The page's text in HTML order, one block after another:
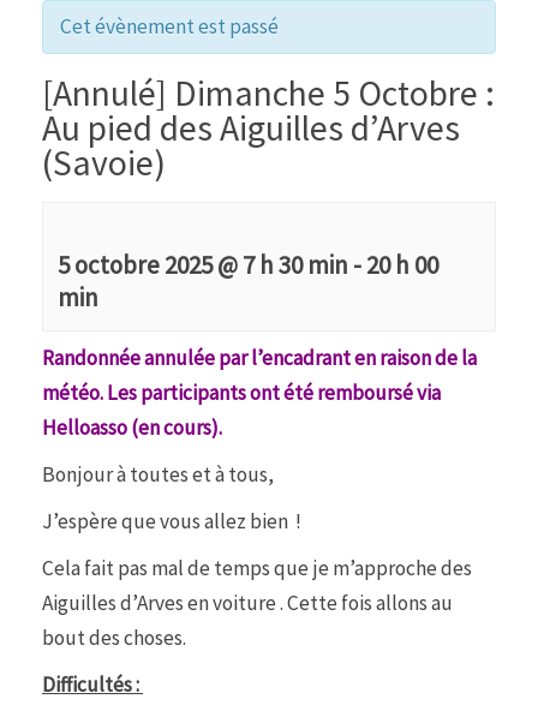
Cet évènement est passé
[Annulé] Dimanche 5 Octobre :
Au pied des Aiguilles d’Arves
(Savoie)
5 octobre 2025 @ 7 h 30 min -20 h 00
min
Randonnée annulée par l’encadrant en raison de la
météo. Les participants ont été remboursé via
Helloasso (en cours).
Bonjour à toutes et à tous,
J’espère que vous allez bien !
Cela fait pas mal de temps que je m’approche des
Aiguilles d’Arves en voiture . Cette fois allons au
bout des choses.
Difficultés :